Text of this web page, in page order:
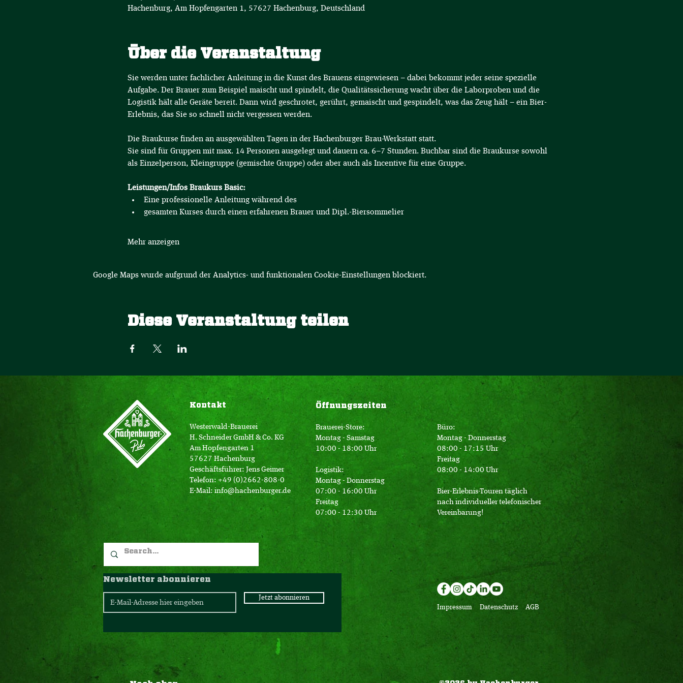
Hachenburg, Am Hopfengarten 1, 57627 Hachenburg, Deutschland
Über die Veranstaltung
Sie werden unter fachlicher Anleitung in die Kunst des Brauens eingewiesen – dabei bekommt jeder seine spezielle
Aufgabe. Der Brauer zum Beispiel maischt und spindelt, die Qualitätssicherung wacht über die Laborproben und die
Logistik hält alle Geräte bereit. Dann wird geschrotet, gerührt, gemaischt und gespindelt, was das Zeug hält – ein Bier-
Erlebnis, das Sie so schnell nicht vergessen werden.
Die Braukurse finden an ausgewählten Tagen in der Hachenburger Brau-Werkstatt statt.
Sie sind für Gruppen mit max. 14 Personen ausgelegt und dauern ca. 6–7 Stunden. Buchbar sind die Braukurse sowohl
als Einzelperson, Kleingruppe (gemischte Gruppe) oder aber auch als Incentive für eine Gruppe.
Leistungen/Infos Braukurs Basic:
Eine professionelle Anleitung während des
gesamten Kurses durch einen erfahrenen Brauer und Dipl.-Biersommelier
Mehr anzeigen
Google Maps wurde aufgrund der Analytics- und funktionalen Cookie-Einstellungen blockiert.
Diese Veranstaltung teilen
Kontakt
Westerwald-Brauerei
H. Schneider GmbH & Co. KG
Am Hopfengarten 1
57627 Hachenburg
Geschäftsführer: Jens Geimer
Telefon: +49 (0)2662-808-0
E-Mail: info@hachenburger.de
Öffnungszeiten
Brauerei-Store:
Montag - Samstag
10:00 - 18:00 Uhr
Logistik:
Montag - Donnerstag
07:00 - 16:00 Uhr
Freitag
07:00 - 12:30 Uhr
Büro:
Montag - Donnerstag
08:00 - 17:15 Uhr
Freitag
08:00 - 14:00 Uhr
Bier-Erlebnis-Touren täglich
nach individueller telefonischer
Vereinbarung!
Newsletter abonnieren
Jetzt abonnieren
Impressum
Datenschutz AGB